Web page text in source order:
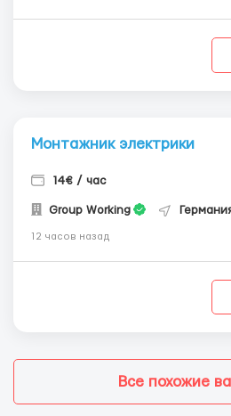
Монтажник электрики
14€ / час
Group Working
12 часов назад
Все похожие